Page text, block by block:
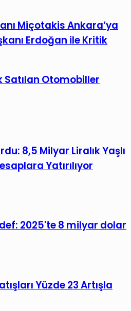
Miçotakis Ankara’ya
Erdoğan ile Kritik
Satılan Otomobiller
8,5 Milyar Liralık Yaşlı
Yatırılıyor
2025'te 8 milyar dolar
Yüzde 23 Artışla